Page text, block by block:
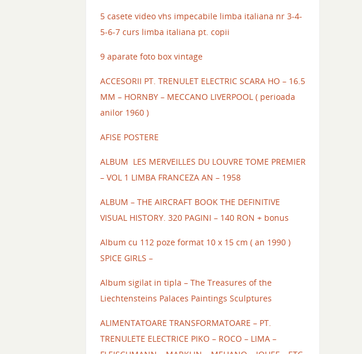
5 casete video vhs impecabile limba italiana nr 3-4-
5-6-7 curs limba italiana pt. copii
9 aparate foto box vintage
ACCESORII PT. TRENULET ELECTRIC SCARA HO – 16.5
MM – HORNBY – MECCANO LIVERPOOL ( perioada
anilor 1960 )
AFISE POSTERE
ALBUM LES MERVEILLES DU LOUVRE TOME PREMIER
– VOL 1 LIMBA FRANCEZA AN – 1958
ALBUM – THE AIRCRAFT BOOK THE DEFINITIVE
VISUAL HISTORY. 320 PAGINI – 140 RON + bonus
Album cu 112 poze format 10 x 15 cm ( an 1990 )
SPICE GIRLS –
Album sigilat in tipla – The Treasures of the
Liechtensteins Palaces Paintings Sculptures
ALIMENTATOARE TRANSFORMATOARE – PT.
TRENULETE ELECTRICE PIKO – ROCO – LIMA –